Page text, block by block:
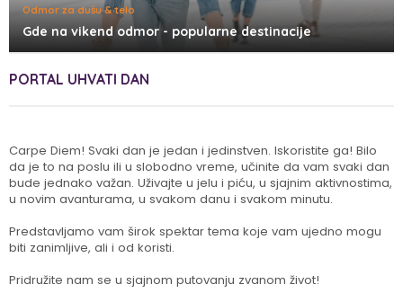
Odmor za dušu & telo
Gde na vikend odmor - popularne destinacije
PORTAL UHVATI DAN
Carpe Diem! Svaki dan je jedan i jedinstven. Iskoristite ga! Bilo
da je to na poslu ili u slobodno vreme, učinite da vam svaki dan
bude jednako važan. Uživajte u jelu i piću, u sjajnim aktivnostima,
u novim avanturama, u svakom danu i svakom minutu.
Predstavljamo vam širok spektar tema koje vam ujedno mogu
biti zanimljive, ali i od koristi.
Pridružite nam se u sjajnom putovanju zvanom život!